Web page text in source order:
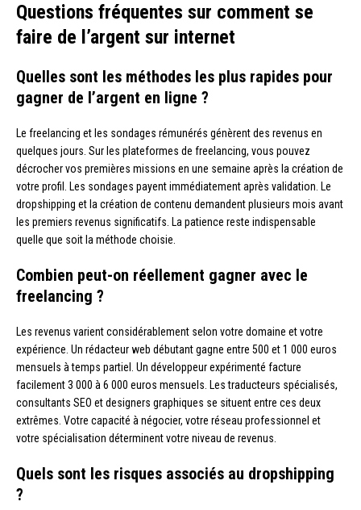
Questions fréquentes sur comment se
faire de l’argent sur internet
Quelles sont les méthodes les plus rapides pour
gagner de l’argent en ligne ?
Le freelancing et les sondages rémunérés génèrent des revenus en
quelques jours. Sur les plateformes de freelancing, vous pouvez
décrocher vos premières missions en une semaine après la création de
votre profil. Les sondages payent immédiatement après validation. Le
dropshipping et la création de contenu demandent plusieurs mois avant
les premiers revenus significatifs. La patience reste indispensable
quelle que soit la méthode choisie.
Combien peut-on réellement gagner avec le
freelancing ?
Les revenus varient considérablement selon votre domaine et votre
expérience. Un rédacteur web débutant gagne entre 500 et 1 000 euros
mensuels à temps partiel. Un développeur expérimenté facture
facilement 3 000 à 6 000 euros mensuels. Les traducteurs spécialisés,
consultants SEO et designers graphiques se situent entre ces deux
extrêmes. Votre capacité à négocier, votre réseau professionnel et
votre spécialisation déterminent votre niveau de revenus.
Quels sont les risques associés au dropshipping
?